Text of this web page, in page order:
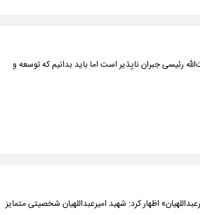
رئیسی جبران ناپذیر است اما باید بدانیم که توسعه و
اظهار کرد: شهید امیرعبداللهیان شخصیتی متمایز